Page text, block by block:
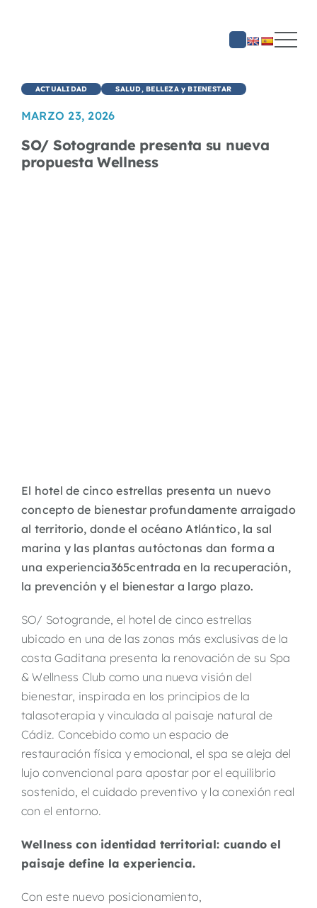
ACTUALIDAD SALUD, BELLEZA y BIENESTAR
MARZO 23, 2026
SO/ Sotogrande presenta su nueva
propuesta Wellness
El hotel de cinco estrellas presenta un nuevo
concepto de bienestar profundamente arraigado
al territorio, donde el océano Atlántico, la sal
marina y las plantas autóctonas dan forma a
una experiencia365centrada en la recuperación,
la prevención y el bienestar a largo plazo.
SO/ Sotogrande, el hotel de cinco estrellas
ubicado en una de las zonas más exclusivas de la
costa Gaditana presenta la renovación de su Spa
& Wellness Club como una nueva visión del
bienestar, inspirada en los principios de la
talasoterapia y vinculada al paisaje natural de
Cádiz. Concebido como un espacio de
restauración física y emocional, el spa se aleja del
lujo convencional para apostar por el equilibrio
sostenido, el cuidado preventivo y la conexión real
con el entorno.
Wellness con identidad territorial: cuando el
paisaje define la experiencia.
Con este nuevo posicionamiento,